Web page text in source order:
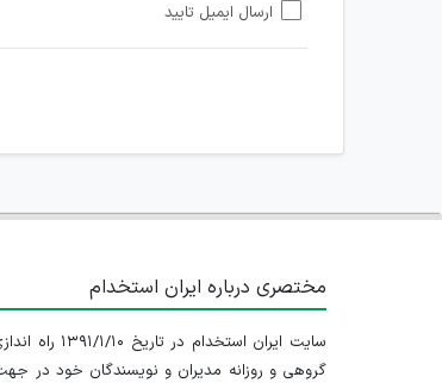
امکان هماهنگی برای هرگونه ملاقات
ارسال ایمیل تایید
مختصری درباره ایران استخدام
سایت ایران
گروهی و روزانه مدیران و نویسندگان خود در